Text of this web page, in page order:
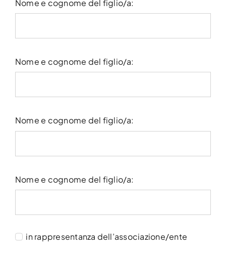
Nome e cognome del figlio/a:
Nome e cognome del figlio/a:
Nome e cognome del figlio/a:
Nome e cognome del figlio/a:
in rappresentanza dell’associazione/ente